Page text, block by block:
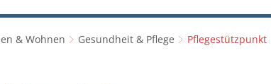
& Wohnen Gesundheit & Pflege Pflegestützpunkt